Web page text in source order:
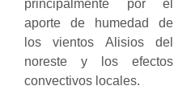
principalmente por el
aporte de humedad de
los vientos Alisios del
noreste y los efectos
convectivos locales.